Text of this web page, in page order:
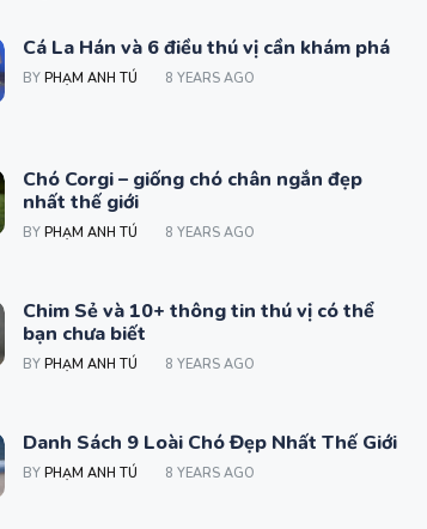
Cá La Hán và 6 điều thú vị cần khám phá
BY PHẠM ANH TÚ 8 YEARS AGO
Chó Corgi – giống chó chân ngắn đẹp
nhất thế giới
BY PHẠM ANH TÚ 8 YEARS AGO
Chim Sẻ và 10+ thông tin thú vị có thể
bạn chưa biết
BY PHẠM ANH TÚ 8 YEARS AGO
Danh Sách 9 Loài Chó Đẹp Nhất Thế Giới
BY PHẠM ANH TÚ 8 YEARS AGO